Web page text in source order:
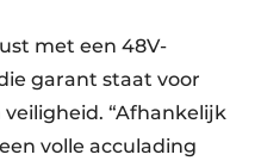
met een 48V-
garant staat voor
“Afhankelijk
volle acculading